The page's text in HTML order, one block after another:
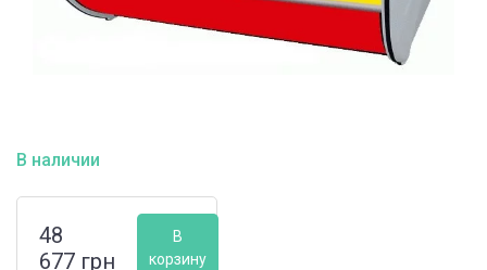
В наличии
48
677 грн
В
корзину